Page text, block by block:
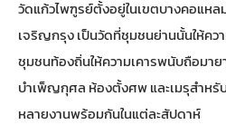
วัดแก้วไพฑูรย์ตั้งอยู่ในเขตบางคอแห
เจริญกรุง เป็นวัดที่ชุมชนย่านนั้นให้ค
ชุมชนท้องถิ่นให้ความเคารพนับถือมาย
บำเพ็ญกุศล ห้องตั้งศพ และเมรุสำห
หลายงานพร้อมกันในแต่ละสัปดาห์